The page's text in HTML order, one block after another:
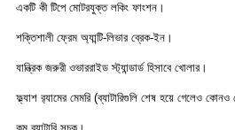
একটি কী টিপে মোটরযুক্ত লকিং ফাংশন।
শক্তিশালী ফ্রেম অ্যান্টি-লিভার ব্রেক-ইন।
যান্ত্রিক জরুরী ওভাররাইড স্ট্যান্ডার্ড হিসাবে খোলার।
ফ্ল্যাশ র‌্যামের মেমরি (ব্যাটারিগুলি শেষ হয়ে গেলেও কোনও